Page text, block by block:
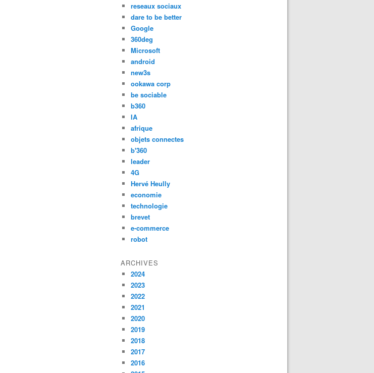
reseaux sociaux
dare to be better
Google
360deg
Microsoft
android
new3s
ookawa corp
be sociable
b360
IA
afrique
objets connectes
b'360
leader
4G
Hervé Heully
economie
technologie
brevet
e-commerce
robot
ARCHIVES
2024
2023
2022
2021
2020
2019
2018
2017
2016